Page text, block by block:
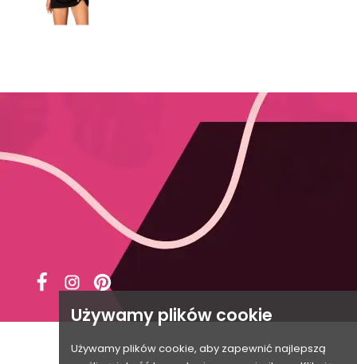
Używamy plików cookie
Używamy plików cookie, aby zapewnić najlepszą
